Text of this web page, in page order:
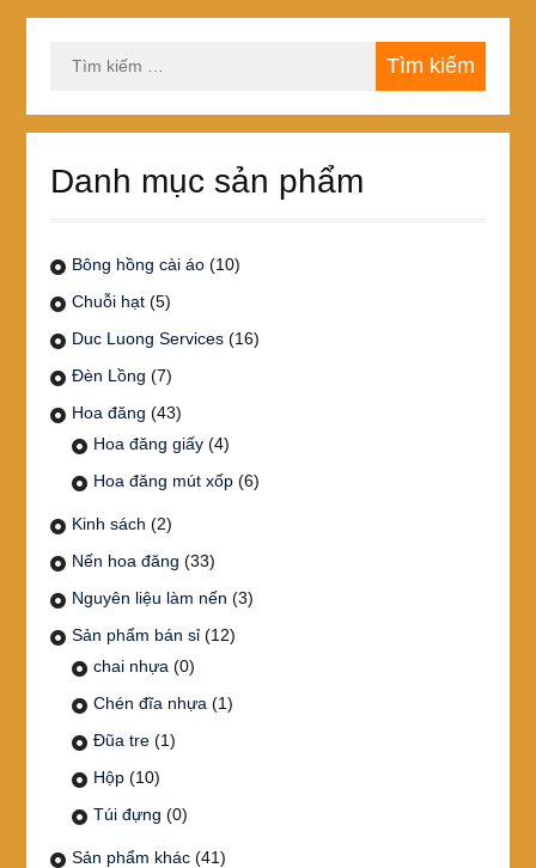
kiếm
Danh mục sản phẩm
Bông hồng cài áo (10)
Chuỗi hạt (5)
Duc Luong Services (16)
Đèn Lồng (7)
Hoa đăng (43)
Hoa đăng giấy (4)
Hoa đăng mút xốp (6)
Kinh sách (2)
Nến hoa đăng (33)
Nguyên liệu làm nến (3)
Sản phẩm bán sỉ (12)
chai nhựa (0)
Chén đĩa nhựa (1)
Đũa tre (1)
Hộp (10)
Túi đựng (0)
Sản phẩm khác (41)